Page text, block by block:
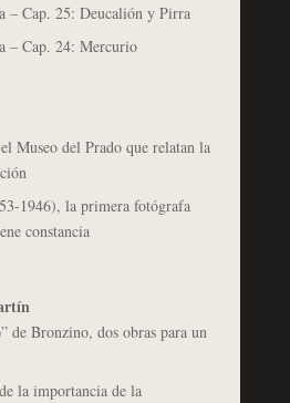
– Cap. 25: Deucalión y Pirra
– Cap. 24: Mercurio
Museo del Prado que relatan la
1946), la primera fotógrafa
constancia
de Bronzino, dos obras para un
la importancia de la